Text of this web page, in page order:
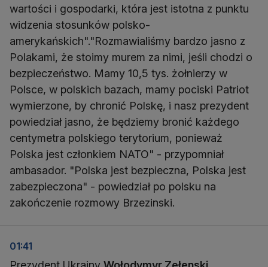
wartości i gospodarki, która jest istotna z punktu
widzenia stosunków polsko-
amerykańskich"."Rozmawialiśmy bardzo jasno z
Polakami, że stoimy murem za nimi, jeśli chodzi o
bezpieczeństwo. Mamy 10,5 tys. żołnierzy w
Polsce, w polskich bazach, mamy pociski Patriot
wymierzone, by chronić Polskę, i nasz prezydent
powiedział jasno, że będziemy bronić każdego
centymetra polskiego terytorium, ponieważ
Polska jest członkiem NATO" - przypomniał
ambasador. "Polska jest bezpieczna, Polska jest
zabezpieczona" - powiedział po polsku na
zakończenie rozmowy Brzezinski.
01:41